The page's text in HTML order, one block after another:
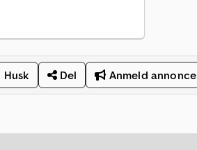
Husk Del Anmeld annonce